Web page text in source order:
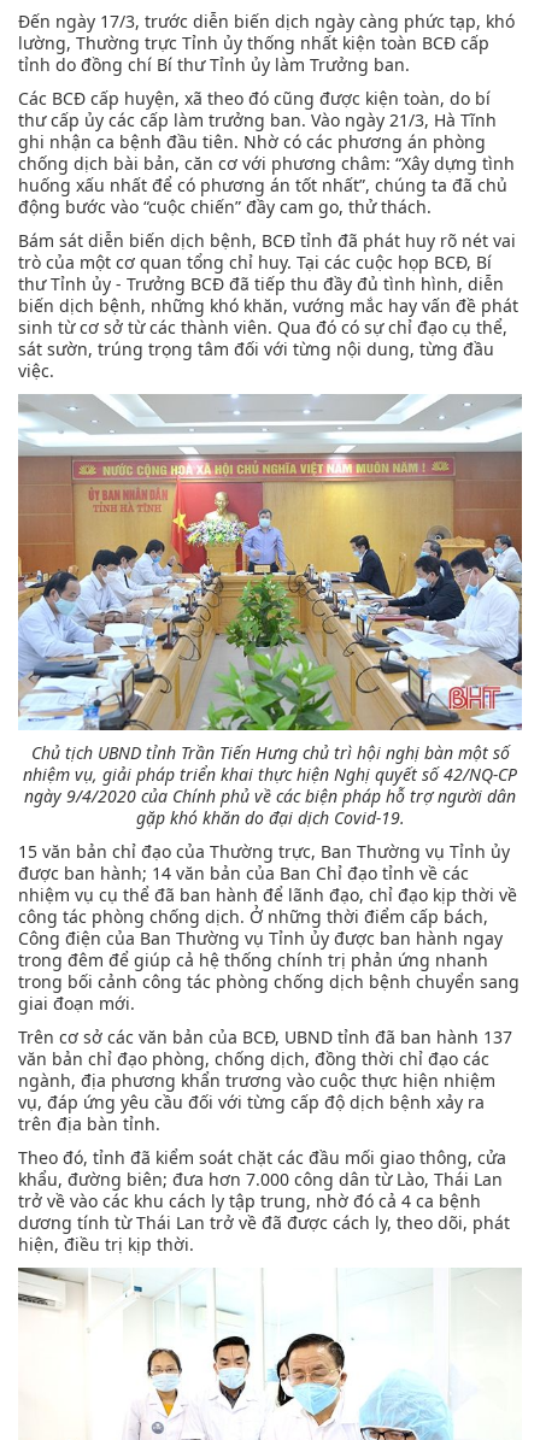
Đến ngày 17/3, trước diễn biến dịch ngày càng phức tạp, khó
lường, Thường trực Tỉnh ủy thống nhất kiện toàn BCĐ cấp
tỉnh do đồng chí Bí thư Tỉnh ủy làm Trưởng ban.
Các BCĐ cấp huyện, xã theo đó cũng được kiện toàn, do bí
thư cấp ủy các cấp làm trưởng ban. Vào ngày 21/3, Hà Tĩnh
ghi nhận ca bệnh đầu tiên. Nhờ có các phương án phòng
chống dịch bài bản, căn cơ với phương châm: “Xây dựng tình
huống xấu nhất để có phương án tốt nhất”, chúng ta đã chủ
động bước vào “cuộc chiến” đầy cam go, thử thách.
Bám sát diễn biến dịch bệnh, BCĐ tỉnh đã phát huy rõ nét vai
trò của một cơ quan tổng chỉ huy. Tại các cuộc họp BCĐ, Bí
thư Tỉnh ủy - Trưởng BCĐ đã tiếp thu đầy đủ tình hình, diễn
biến dịch bệnh, những khó khăn, vướng mắc hay vấn đề phát
sinh từ cơ sở từ các thành viên. Qua đó có sự chỉ đạo cụ thể,
sát sườn, trúng trọng tâm đối với từng nội dung, từng đầu
việc.
Chủ tịch UBND tỉnh Trần Tiến Hưng chủ trì hội nghị bàn một số
nhiệm vụ, giải pháp triển khai thực hiện Nghị quyết số 42/NQ-CP
ngày 9/4/2020 của Chính phủ về các biện pháp hỗ trợ người dân
gặp khó khăn do đại dịch Covid-19.
15 văn bản chỉ đạo của Thường trực, Ban Thường vụ Tỉnh ủy
được ban hành; 14 văn bản của Ban Chỉ đạo tỉnh về các
nhiệm vụ cụ thể đã ban hành để lãnh đạo, chỉ đạo kịp thời về
công tác phòng chống dịch. Ở những thời điểm cấp bách,
Công điện của Ban Thường vụ Tỉnh ủy được ban hành ngay
trong đêm để giúp cả hệ thống chính trị phản ứng nhanh
trong bối cảnh công tác phòng chống dịch bệnh chuyển sang
giai đoạn mới.
Trên cơ sở các văn bản của BCĐ, UBND tỉnh đã ban hành 137
văn bản chỉ đạo phòng, chống dịch, đồng thời chỉ đạo các
ngành, địa phương khẩn trương vào cuộc thực hiện nhiệm
vụ, đáp ứng yêu cầu đối với từng cấp độ dịch bệnh xảy ra
trên địa bàn tỉnh.
Theo đó, tỉnh đã kiểm soát chặt các đầu mối giao thông, cửa
khẩu, đường biên; đưa hơn 7.000 công dân từ Lào, Thái Lan
trở về vào các khu cách ly tập trung, nhờ đó cả 4 ca bệnh
dương tính từ Thái Lan trở về đã được cách ly, theo dõi, phát
hiện, điều trị kịp thời.